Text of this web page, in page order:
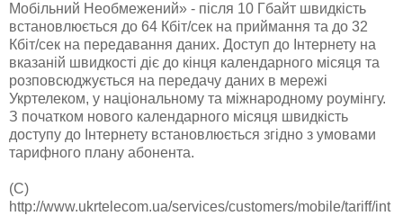
Мобільний Необмежений» - після 10 Гбайт швидкість
встановлюється до 64 Кбіт/сек на приймання та до 32
Кбіт/сек на передавання даних. Доступ до Інтернету на
вказаній швидкості діє до кінця календарного місяця та
розповсюджується на передачу даних в мережі
Укртелеком, у національному та міжнародному роумінгу.
З початком нового календарного місяця швидкість
доступу до Інтернету встановлюється згідно з умовами
тарифного плану абонента.
(C)
http://www.ukrtelecom.ua/services/customers/mobile/tariff/int